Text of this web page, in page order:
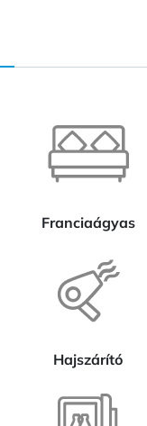
Franciaágyas
Hajszárító